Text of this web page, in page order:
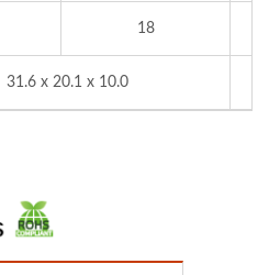
18
31.6 x 20.1 x 10.0